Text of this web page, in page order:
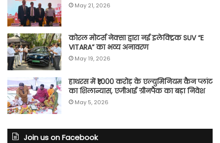
May 21, 2026
कोरल मोटर्स नेक्सा द्वारा नई इलेक्ट्रिक SUV “E
VITARA” का भव्य अनावरण
May 19, 2026
हाथरस में ₹1,000 करोड़ के एल्युमिनियम कैन प्लांट
का शिलान्यास, एजीआई ग्रीनपैक का बड़ा निवेश
May 5, 2026
Join us on Facebook